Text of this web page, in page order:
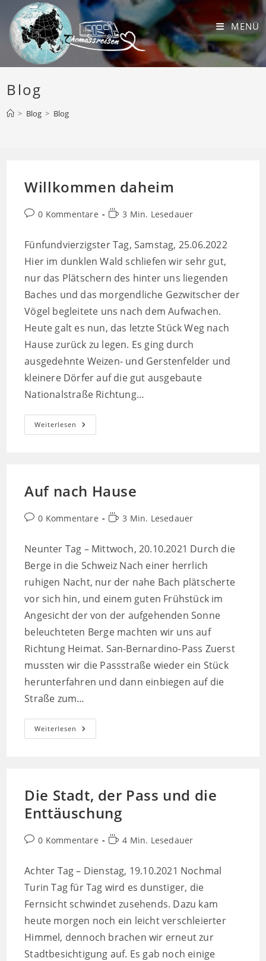
Inhalt
springen
MENÜ
Blog
> Blog > Blog
Willkommen daheim
Beitrags-
0 Kommentare Lesedauer:
3 Min. Lesedauer
Fünfundvierzigster Tag, Samstag, 25.06.2022
Hier im dunklen Wald schliefen wir sehr gut,
nur das Plätschern des hinter uns liegenden
Baches und das morgendliche Gezwitscher der
Vögel begleitete uns nach dem Aufwachen.
Heute galt es nun, das letzte Stück Weg nach
Hause zurück zu legen. Es ging durch
ausgedehnte Weizen- und Gerstenfelder und
kleinere Dörfer auf die gut ausgebaute
Nationalstraße Richtung…
Weiterlesen Willkommen
Daheim
Auf nach Hause
Beitrags-
0 Kommentare Lesedauer:
3 Min. Lesedauer
Neunter Tag – Mittwoch, 20.10.2021 Durch die
Berge in die Schweiz Nach einer herrlich
ruhigen Nacht, nur der nahe Bach plätscherte
vor sich hin, und einem guten Frühstück im
Angesicht der von der aufgehenden Sonne
beleuchteten Berge machten wir uns auf
Richtung Heimat. San-Bernardino-Pass Zuerst
mussten wir die Passstraße wieder ein Stück
herunterfahren und dann einbiegen auf die
Straße zum…
Weiterlesen Auf
Nach
Die Stadt, der Pass und die
Enttäuschung
Beitrags-
0 Kommentare Lesedauer:
4 Min. Lesedauer
Achter Tag – Dienstag, 19.10.2021 Nochmal
Turin Tag für Tag wird es dunstiger, die
Fernsicht schwindet zusehends. Dazu kam
heute morgen noch ein leicht verschleierter
Himmel, dennoch brachen wir erneut zur
Stadtbesichtigung auf. Es gab noch einige